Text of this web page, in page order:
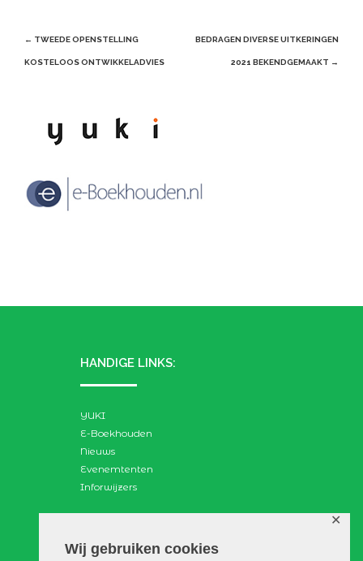
Wij gebruiken cookies
✕
Post
navigation
← TWEEDE OPENSTELLING
KOSTELOOS ONTWIKKELADVIES
BEDRAGEN DIVERSE UITKERINGEN
2021 BEKENDGEMAAKT →
HANDIGE LINKS:
YUKI
E-Boekhouden
Nieuws
Evenemtenten
Inforwijzers